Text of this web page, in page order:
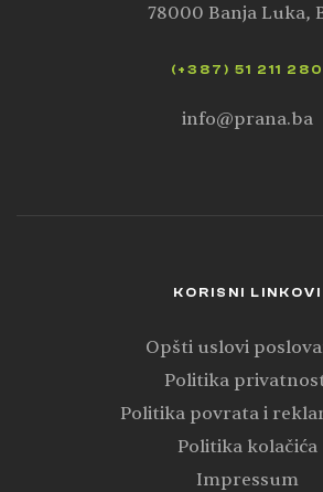
KORISNI LINKOVI
Opšti uslovi
Politika
Politika povrata i
Politika kolačića
Impressum
78000 Banja Luka,
(+387) 51 211 280
info@prana.ba